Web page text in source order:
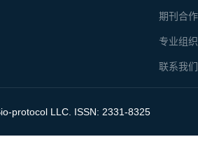
期刊合
专业组
联系我们
protocol LLC. ISSN: 2331-8325